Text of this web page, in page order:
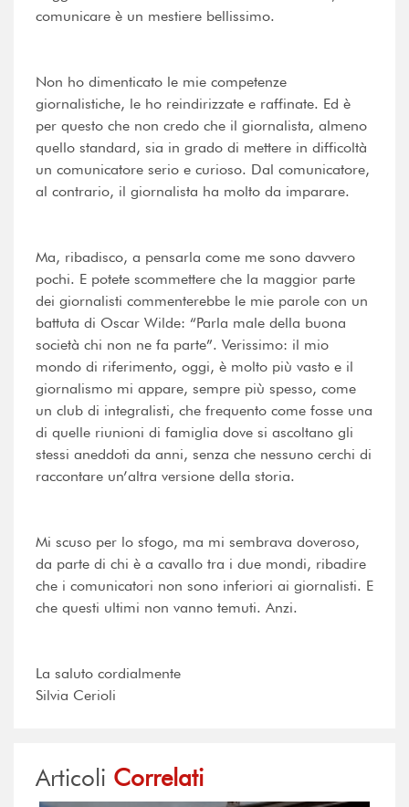
comunicare è un mestiere bellissimo.
Non ho dimenticato le mie competenze
giornalistiche, le ho reindirizzate e raffinate. Ed è
per questo che non credo che il giornalista, almeno
quello standard, sia in grado di mettere in difficoltà
un comunicatore serio e curioso. Dal comunicatore,
al contrario, il giornalista ha molto da imparare.
Ma, ribadisco, a pensarla come me sono davvero
pochi. E potete scommettere che la maggior parte
dei giornalisti commenterebbe le mie parole con un
battuta di Oscar Wilde: “Parla male della buona
società chi non ne fa parte”. Verissimo: il mio
mondo di riferimento, oggi, è molto più vasto e il
giornalismo mi appare, sempre più spesso, come
un club di integralisti, che frequento come fosse una
di quelle riunioni di famiglia dove si ascoltano gli
stessi aneddoti da anni, senza che nessuno cerchi di
raccontare un’altra versione della storia.
Mi scuso per lo sfogo, ma mi sembrava doveroso,
da parte di chi è a cavallo tra i due mondi, ribadire
che i comunicatori non sono inferiori ai giornalisti. E
che questi ultimi non vanno temuti. Anzi.
La saluto cordialmente
Silvia Cerioli
Articoli Correlati